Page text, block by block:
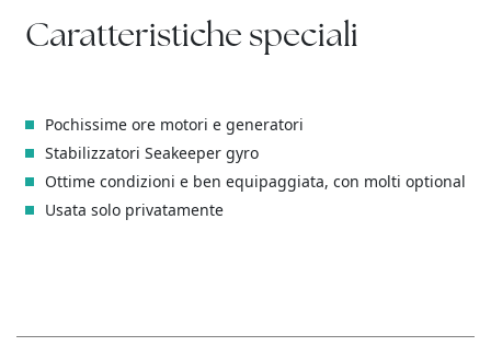
Caratteristiche speciali
Pochissime ore motori e generatori
Stabilizzatori Seakeeper gyro
Ottime condizioni e ben equipaggiata, con molti optional
Usata solo privatamente